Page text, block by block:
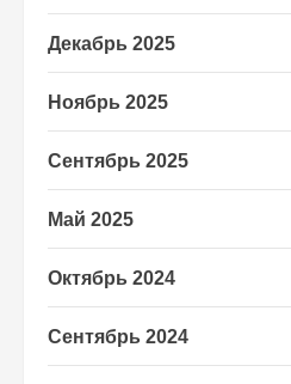
Декабрь 2025
Ноябрь 2025
Сентябрь 2025
Май 2025
Октябрь 2024
Сентябрь 2024